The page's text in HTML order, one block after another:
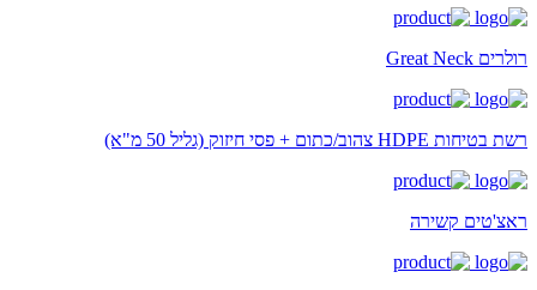
רולרים Great Neck
רשת בטיחות HDPE צהוב/כתום + פסי חיזוק (גליל 50 מ"א)
ראצ'טים קשירה